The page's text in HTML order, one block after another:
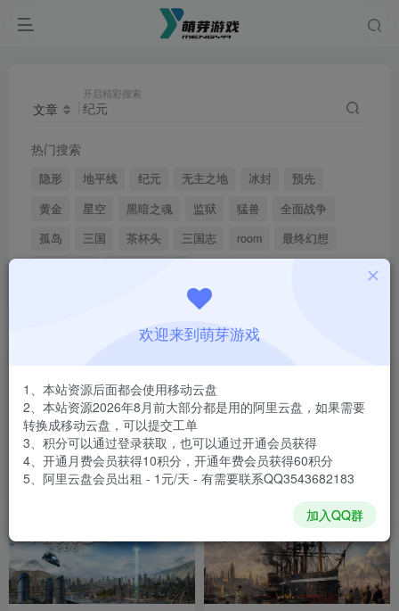
文章
开启精彩搜索
热门搜索
隐形 地平线 纪元 无主之地 冰封
预先
黄金
星空 黑暗之魂 监狱 猛兽
全面战争
孤岛
三国 茶杯头 三国志 room
最终幻想
个文章
分类 单机游戏 12 策略 7 动作 4 模拟 4 独立 4
标签
单人 11 策略 9 多人 7 剧情丰富 7 城市营造
排序 最新 热门 销量
欢迎来到萌芽游戏
1、本站资源后面都会使用移动云盘
2、本站资源2026年8月前大部分都是用的阿里云盘，如果需要
转换成移动云盘，可以提交工单
3、积分可以通过登录获取，也可以通过开通会员获得
4、开通月费会员获得10积分，开通年费会员获得60积分
5、阿里云盘会员出租 - 1元/天 - 有需要联系QQ3543682183
加入QQ群